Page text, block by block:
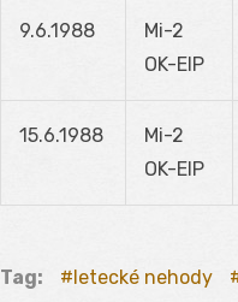
9.6.1988
Mi-2
OK-EIP
15.6.1988
Mi-2
OK-EIP
Tag: letecké nehody